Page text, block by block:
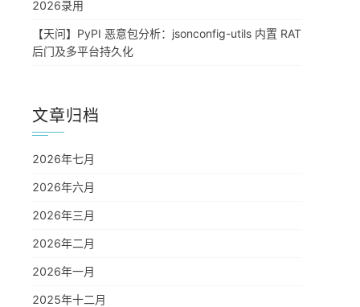
2026录用
【天问】PyPI 恶意包分析：jsonconfig-utils 内置 RAT
后门及多平台持久化
文章归档
2026年七月
2026年六月
2026年三月
2026年二月
2026年一月
2025年十二月